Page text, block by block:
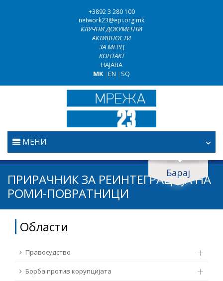
+3892 3 280 100
network23@epi.org.mk
КЛУЧНИ ДОКУМЕНТИ
АКТИВНОСТИ
ЗА МЕРЦ
КОНТАКТ
НАЈАВА
MK|EN | SQ
МЕНИ
ПОЧЕТНА
ПРАВОСУДСТВО
ТЕМЕЛНИ ПРАВА
Барај
Барај документи
Барај
Област / подрачје
Извор
ПРИРАЧНИК ЗА РЕИНТЕГРАЦИЈА НА
РОМИ-ПОВРАТНИЦИ
Области
Правосудство
Борба против корупцијата